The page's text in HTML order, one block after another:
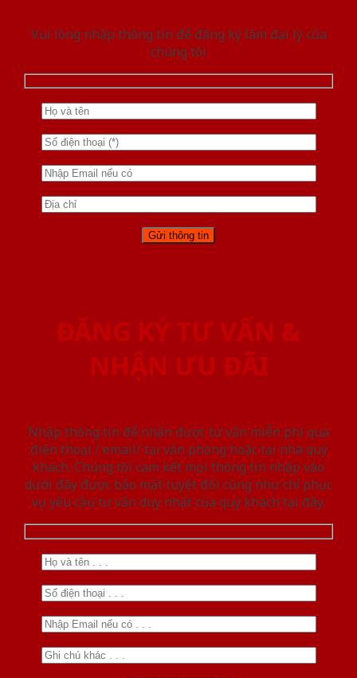
Vui lòng nhập thông tin để đăng ký làm đại lý của
chúng tôi
ĐĂNG KÝ TƯ VẤN &
NHẬN ƯU ĐÃI
Nhập thông tin để nhận được tư vấn miễn phí qua
điện thoại / email/ tại văn phòng hoặc tại nhà quý
khách. Chúng tôi cam kết mọi thông tin nhập vào
dưới đây được bảo mật tuyệt đối cũng như chỉ phục
vụ yêu cầu tư vấn duy nhất của quý khách tại đây.